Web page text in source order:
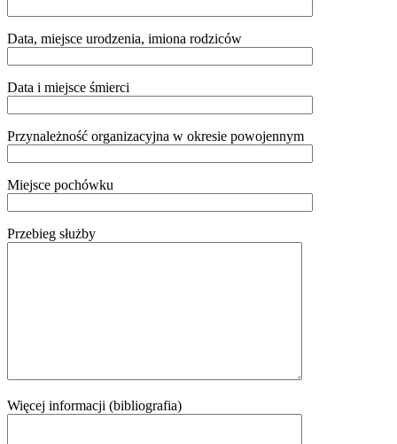
Data, miejsce urodzenia, imiona rodziców
Data i miejsce śmierci
Przynależność organizacyjna w okresie powojennym
Miejsce pochówku
Przebieg służby
Więcej informacji (bibliografia)